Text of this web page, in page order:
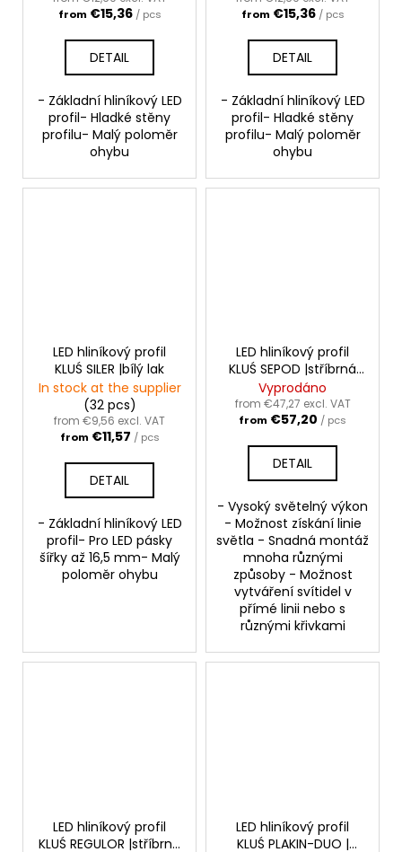
from €15,36 / pcs
DETAIL
- Základní hliníkový LED
profil- Hladké stěny
profilu- Malý poloměr
ohybu
from €15,36 / pcs
DETAIL
- Základní hliníkový LED
profil- Hladké stěny
profilu- Malý poloměr
ohybu
LED hliníkový profil
KLUŚ SILER |bílý lak
In stock at the supplier
(32 pcs)
from €9,56 excl. VAT
from €11,57 / pcs
DETAIL
- Základní hliníkový LED
profil- Pro LED pásky
šířky až 16,5 mm- Malý
poloměr ohybu
LED hliníkový profil
KLUŚ SEPOD |stříbrná
anoda
Vyprodáno
from €47,27 excl. VAT
from €57,20 / pcs
DETAIL
- Vysoký světelný výkon
- Možnost získání linie
světla - Snadná montáž
mnoha různými
způsoby - Možnost
vytváření svítidel v
přímé linii nebo s
různými křivkami
LED hliníkový profil
KLUŚ REGULOR |stříbrná
LED hliníkový profil
KLUŚ PLAKIN-DUO |